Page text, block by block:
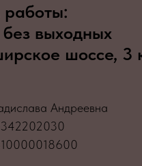
выходных
шоссе, 3
Андреевна